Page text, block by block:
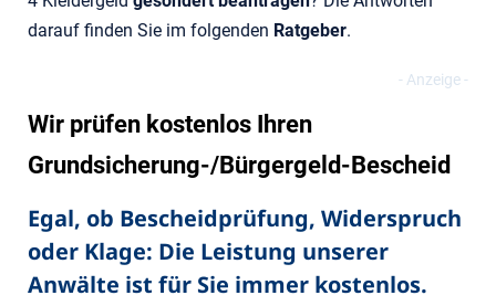
darauf finden Sie im folgenden Ratgeber.
Wir prüfen kostenlos Ihren
Grundsicherung-/Bürgergeld-Bescheid
Egal, ob Bescheidprüfung, Widerspruch
oder Klage: Die Leistung unserer
Anwälte ist für Sie immer kostenlos.